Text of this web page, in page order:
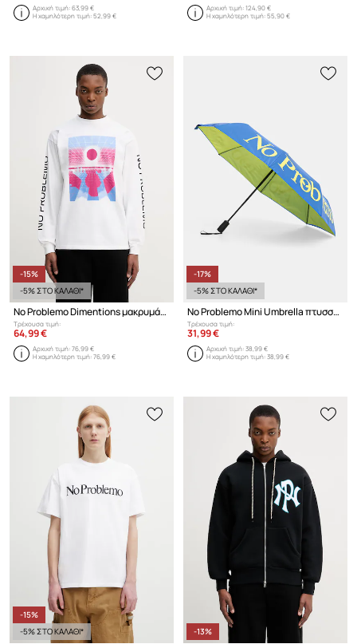
Αρχική τιμή:63,99 €
Η χαμηλότερη τιμή:52,99 €
Αρχική τιμή:124,90 €
Η χαμηλότερη τιμή:55,90 €
-15%
-5% ΣΤΟ ΚΑΛΑΘΙ*
No Problemo Dimentions μακρυμάνικο ανδρικό βαμβακερό
Τρέχουσα τιμή:
64,99 €
Αρχική τιμή:76,99 €
Η χαμηλότερη τιμή:76,99 €
-17%
-5% ΣΤΟ ΚΑΛΑΘΙ*
No Problemo Mini Umbrella πτυσσόμενη ομπρέλα
Τρέχουσα τιμή:
31,99 €
Αρχική τιμή:38,99 €
Η χαμηλότερη τιμή:38,99 €
-15%
-5% ΣΤΟ ΚΑΛΑΘΙ*
-13%